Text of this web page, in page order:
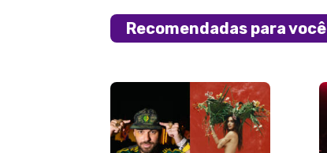
Recomendadas para você